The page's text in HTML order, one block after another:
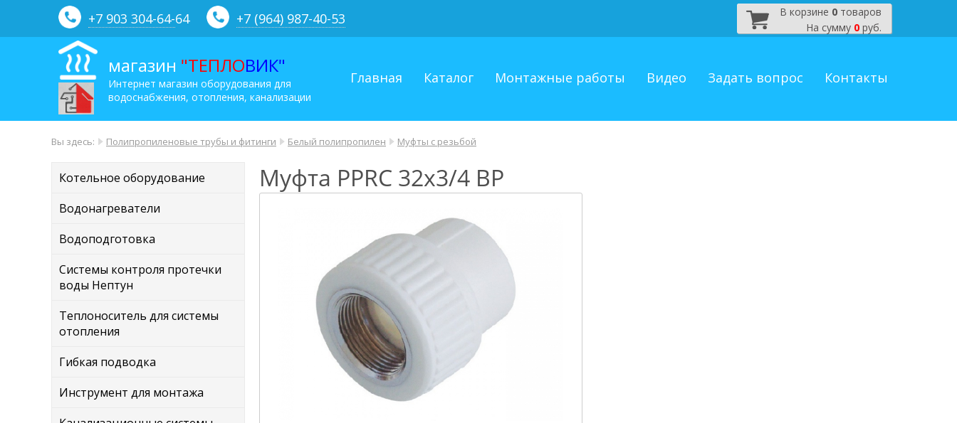
+7 903 304-64-64 +7 (964) 987-40-53 В корзине 0 товаров
На сумму 0 руб.
магазин "ТЕПЛОВИК"
Интернет магазин оборудования для
водоснабжения, отопления, канализации
Главная Каталог Монтажные работы Видео Задать вопрос Контакты
Вы здесь: Полипропиленовые трубы и фитинги Белый полипропилен Муфты с резьбой
Котельное оборудование
Водонагреватели
Водоподготовка
Системы контроля протечки
воды Нептун
Теплоноситель для системы
отопления
Гибкая подводка
Инструмент для монтажа
Муфта PPRC 32х3/4 ВР